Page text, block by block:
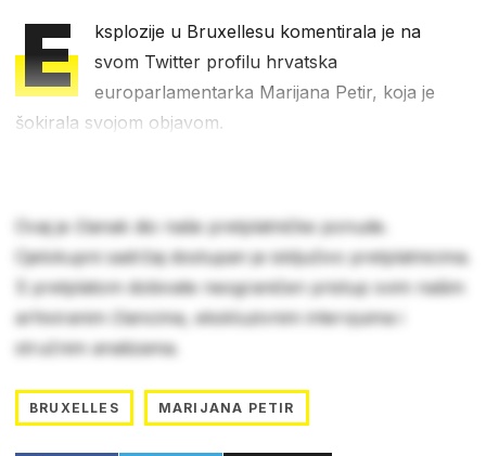
E
ksplozije u Bruxellesu komentirala je na
svom Twitter profilu hrvatska
europarlamentarka Marijana Petir, koja je
šokirala svojom objavom.
Ovaj je članak dio naše pretplatničke ponude.
Cjelokupni sadržaj dostupan je isključivo pretplatnicima.
S pretplatom dobivate neograničen pristup svim našim
arhiviranim člancima, ekskluzivnim intervjuima i
stručnim analizama.
BRUXELLES MARIJANA PETIR